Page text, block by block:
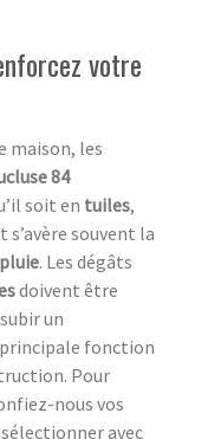
votre
maison, les
84
soit en tuiles,
s’avère souvent la
. Les dégâts
doivent être
un
fonction
Pour
nous vos
avec